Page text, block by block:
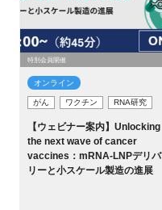
特別会員開催
オンライン
がん ワクチン RNA研究
【ウェビナー案内】Unlocking
the next wave of cancer
vaccines：mRNA-LNPデリバ
リーと小スケール製造の進展